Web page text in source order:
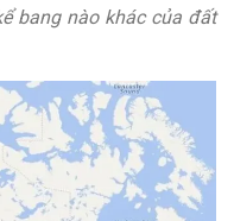
bang nào khác của đất